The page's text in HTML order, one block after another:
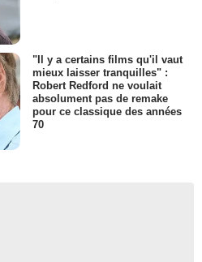
"Il y a certains films qu'il vaut
mieux laisser tranquilles" :
Robert Redford ne voulait
absolument pas de remake
pour ce classique des années
70